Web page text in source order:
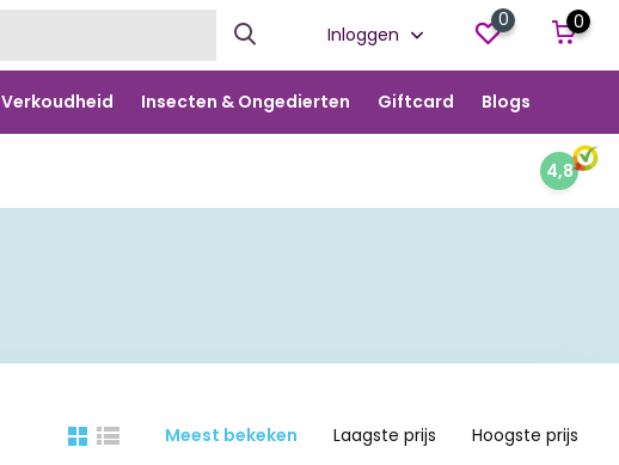
Inloggen
0 0
Verkoudheid Insecten & Ongedierten Giftcard Blogs
4,8
Meest bekeken Laagste prijs Hoogste prijs